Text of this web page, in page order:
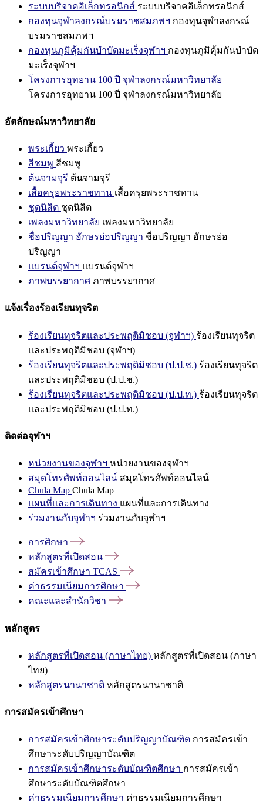
ระบบบริจาคอิเล็กทรอนิกส์ ระบบบริจาคอิเล็กทรอนิกส์
กองทุนจุฬาลงกรณ์บรมราชสมภพฯ กองทุนจุฬาลงกรณ์
บรมราชสมภพฯ
กองทุนภูมิคุ้มกันบำบัดมะเร็งจุฬาฯ กองทุนภูมิคุ้มกันบำบัด
มะเร็งจุฬาฯ
โครงการอุทยาน 100 ปี จุฬาลงกรณ์มหาวิทยาลัย
โครงการอุทยาน 100 ปี จุฬาลงกรณ์มหาวิทยาลัย
อัตลักษณ์มหาวิทยาลัย
พระเกี้ยว พระเกี้ยว
สีชมพู สีชมพู
ต้นจามจุรี ต้นจามจุรี
เสื้อครุยพระราชทาน เสื้อครุยพระราชทาน
ชุดนิสิต ชุดนิสิต
เพลงมหาวิทยาลัย เพลงมหาวิทยาลัย
ชื่อปริญญา อักษรย่อปริญญา ชื่อปริญญา อักษรย่อ
ปริญญา
แบรนด์จุฬาฯ แบรนด์จุฬาฯ
ภาพบรรยากาศ ภาพบรรยากาศ
แจ้งเรื่องร้องเรียนทุจริต
ร้องเรียนทุจริตและประพฤติมิชอบ (จุฬาฯ) ร้องเรียนทุจริต
และประพฤติมิชอบ (จุฬาฯ)
ร้องเรียนทุจริตและประพฤติมิชอบ (ป.ป.ช.) ร้องเรียนทุจริต
และประพฤติมิชอบ (ป.ป.ช.)
ร้องเรียนทุจริตและประพฤติมิชอบ (ป.ป.ท.) ร้องเรียนทุจริต
และประพฤติมิชอบ (ป.ป.ท.)
ติดต่อจุฬาฯ
หน่วยงานของจุฬาฯ หน่วยงานของจุฬาฯ
สมุดโทรศัพท์ออนไลน์ สมุดโทรศัพท์ออนไลน์
Chula Map Chula Map
แผนที่และการเดินทาง แผนที่และการเดินทาง
ร่วมงานกับจุฬาฯ ร่วมงานกับจุฬาฯ
การศึกษา
หลักสูตรที่เปิดสอน
สมัครเข้าศึกษา TCAS
ค่าธรรมเนียมการศึกษา
คณะและสำนักวิชา
หลักสูตร
หลักสูตรที่เปิดสอน (ภาษาไทย) หลักสูตรที่เปิดสอน (ภาษา
ไทย)
หลักสูตรนานาชาติ หลักสูตรนานาชาติ
การสมัครเข้าศึกษา
การสมัครเข้าศึกษาระดับปริญญาบัณฑิต การสมัครเข้า
ศึกษาระดับปริญญาบัณฑิต
การสมัครเข้าศึกษาระดับบัณฑิตศึกษา การสมัครเข้า
ศึกษาระดับบัณฑิตศึกษา
ค่าธรรมเนียมการศึกษา ค่าธรรมเนียมการศึกษา